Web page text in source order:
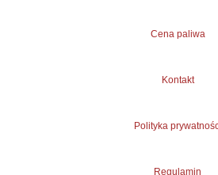
Cena paliwa
Kontakt
Polityka
Regulamin